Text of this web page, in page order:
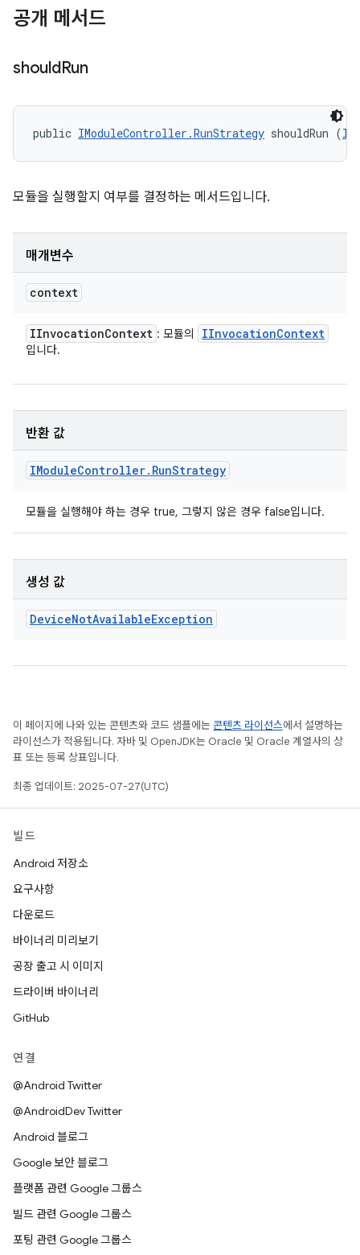
공개 메서드
shouldRun
public IModuleController.RunStrategy shouldRun (
모듈을 실행할지 여부를 결정하는 메서드입니다.
매개변수
context
IInvocationContext : 모듈의 IInvocationContext
입니다.
반환 값
IModuleController. RunStrategy
모듈을 실행해야 하는 경우 true, 그렇지 않은 경우 false입니다.
생성 값
DeviceNotAvailableException
이 페이지에 나와 있는 콘텐츠와 코드 샘플에는 콘텐츠 라이선스에서 설명하는
라이선스가 적용됩니다. 자바 및 OpenJDK는 Oracle 및 Oracle 계열사의 상
표 또는 등록 상표입니다.
최종 업데이트: 2025-07-27(UTC)
빌드
Android 저장소
요구사항
다운로드
바이너리 미리보기
공장 출고 시 이미지
드라이버 바이너리
GitHub
연결
@Android Twitter
@AndroidDev Twitter
Android 블로그
Google 보안 블로그
플랫폼 관련 Google 그룹스
빌드 관련 Google 그룹스
포팅 관련 Google 그룹스